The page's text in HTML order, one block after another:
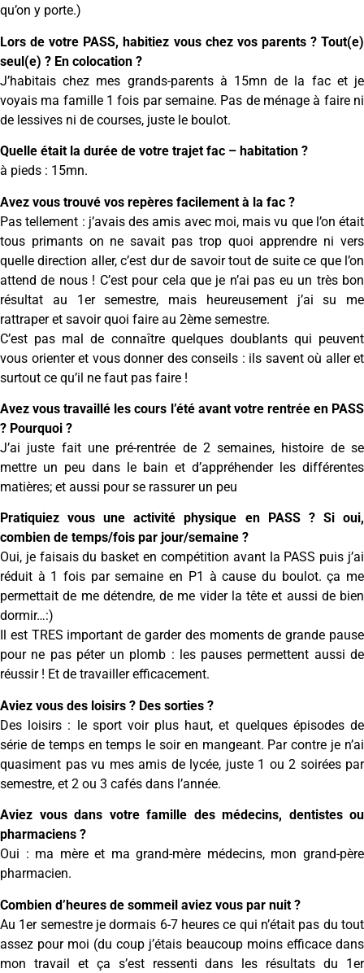
qu’on y porte.)
Lors de votre PASS, habitiez vous chez vos parents ? Tout(e)
seul(e) ? En colocation ?
J’habitais chez mes grands-parents à 15mn de la fac et je
voyais ma famille 1 fois par semaine. Pas de ménage à faire ni
de lessives ni de courses, juste le boulot.
Quelle était la durée de votre trajet fac – habitation ?
à pieds : 15mn.
Avez vous trouvé vos repères facilement à la fac ?
Pas tellement : j’avais des amis avec moi, mais vu que l’on était
tous primants on ne savait pas trop quoi apprendre ni vers
quelle direction aller, c’est dur de savoir tout de suite ce que l’on
attend de nous ! C’est pour cela que je n’ai pas eu un très bon
résultat au 1er semestre, mais heureusement j’ai su me
rattraper et savoir quoi faire au 2ème semestre.
C’est pas mal de connaître quelques doublants qui peuvent
vous orienter et vous donner des conseils : ils savent où aller et
surtout ce qu’il ne faut pas faire !
Avez vous travaillé les cours l’été avant votre rentrée en PASS
? Pourquoi ?
J’ai juste fait une pré-rentrée de 2 semaines, histoire de se
mettre un peu dans le bain et d’appréhender les différentes
matières; et aussi pour se rassurer un peu
Pratiquiez vous une activité physique en PASS ? Si oui,
combien de temps/fois par jour/semaine ?
Oui, je faisais du basket en compétition avant la PASS puis j’ai
réduit à 1 fois par semaine en P1 à cause du boulot. ça me
permettait de me détendre, de me vider la tête et aussi de bien
dormir…:)
Il est TRES important de garder des moments de grande pause
pour ne pas péter un plomb : les pauses permettent aussi de
réussir ! Et de travailler efficacement.
Aviez vous des loisirs ? Des sorties ?
Des loisirs : le sport voir plus haut, et quelques épisodes de
série de temps en temps le soir en mangeant. Par contre je n’ai
quasiment pas vu mes amis de lycée, juste 1 ou 2 soirées par
semestre, et 2 ou 3 cafés dans l’année.
Aviez vous dans votre famille des médecins, dentistes ou
pharmaciens ?
Oui : ma mère et ma grand-mère médecins, mon grand-père
pharmacien.
Combien d’heures de sommeil aviez vous par nuit ?
Au 1er semestre je dormais 6-7 heures ce qui n’était pas du tout
assez pour moi (du coup j’étais beaucoup moins efficace dans
mon travail et ça s’est ressenti dans les résultats du 1er